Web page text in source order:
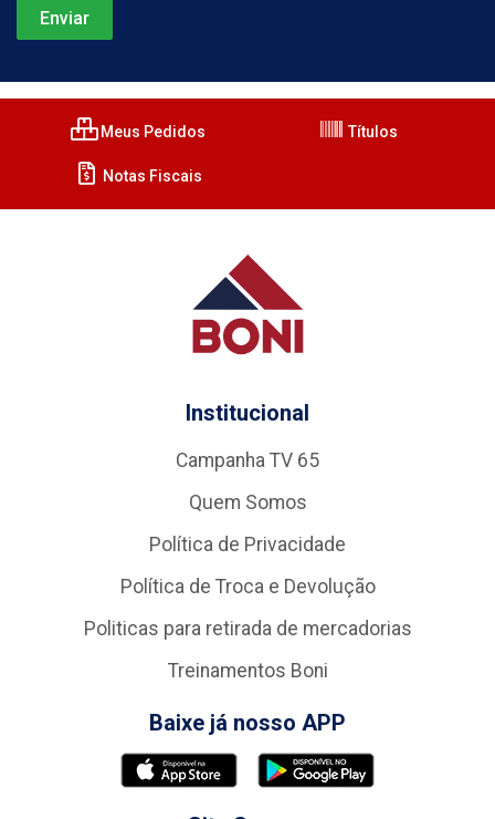
Meus Pedidos Títulos
Notas Fiscais
Institucional
Campanha TV 65
Quem Somos
Política de Privacidade
Política de Troca e Devolução
Politicas para retirada de mercadorias
Treinamentos Boni
Baixe já nosso APP